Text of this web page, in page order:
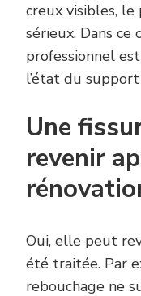
creux visibles,
sérieux. Dans ce
professionnel
l’état du
Une
revenir
Oui, elle peut
été traitée. Par
rebouchage ne